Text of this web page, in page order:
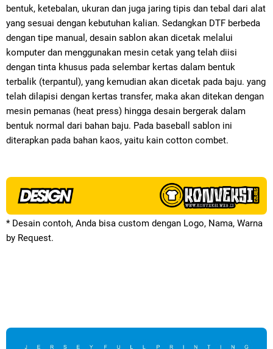
bentuk, ketebalan, ukuran dan juga jaring tipis dan tebal dari alat
yang sesuai dengan kebutuhan kalian. Sedangkan DTF berbeda
dengan tipe manual, desain sablon akan dicetak melalui
komputer dan menggunakan mesin cetak yang telah diisi
dengan tinta khusus pada selembar kertas dalam bentuk
terbalik (terpantul), yang kemudian akan dicetak pada baju. yang
telah dilapisi dengan kertas transfer, maka akan ditekan dengan
mesin pemanas (heat press) hingga desain bergerak dalam
bentuk normal dari bahan baju. Pada baseball sablon ini
diterapkan pada bahan kaos, yaitu kain cotton combet.
* Desain contoh, Anda bisa custom dengan Logo, Nama, Warna
by Request.